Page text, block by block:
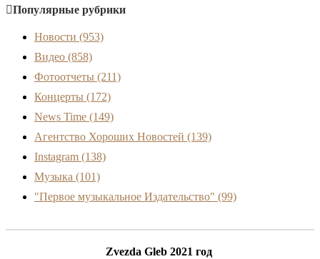
Популярные рубрики
Новости (953)
Видео (858)
Фотоотчеты (211)
Концерты (172)
News Time (149)
Агентство Хороших Новостей (139)
Instagram (138)
Музыка (101)
"Первое музыкальное Издательство" (99)
Zvezda Gleb 2021 год